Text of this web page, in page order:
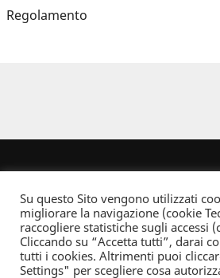
Regolamento
Dove non indicato altrimenti
Creative Commons Attribuzione - Non
Su questo Sito vengono utilizzati
migliorare la navigazione (cookie
raccogliere statistiche sugli accessi
Cliccando su “Accetta tutti”, darai
tutti i cookies. Altrimenti puoi
Settings" per scegliere cosa